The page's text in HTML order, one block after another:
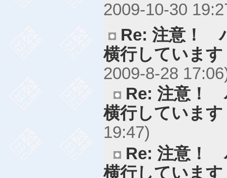
2009-10-30
Re: 注意！
横行しています
2009-8-28
Re: 注意！
横行しています
19:47)
Re: 注意！
横行しています